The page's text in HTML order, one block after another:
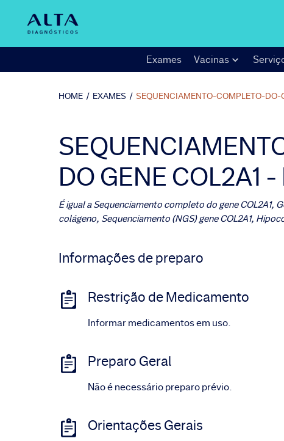
Exames Vacinas
HOME / EXAMES / SEQUENCIAMENTO-COMPLETO-DO-
DO GENE COL2A1
É igual a Sequenciamento completo do gene COL2A1,
colágeno, Sequenciamento (NGS) gene COL2A1,
Informações de preparo
Restrição de Medicamento
Informar medicamentos em uso.
Preparo Geral
Não é necessário preparo prévio.
Orientações Gerais